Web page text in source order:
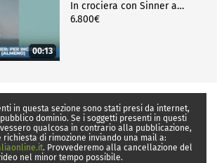
00:13
In crociera con Sinner a…
6.800€
in questa sezione sono stati presi da internet,
dominio. Se i soggetti presenti in questi
qualcosa in contrario alla pubblicazione,
richiesta di rimozione inviando una mail a:
. Provvederemo alla cancellazione del
nel minor tempo possibile.